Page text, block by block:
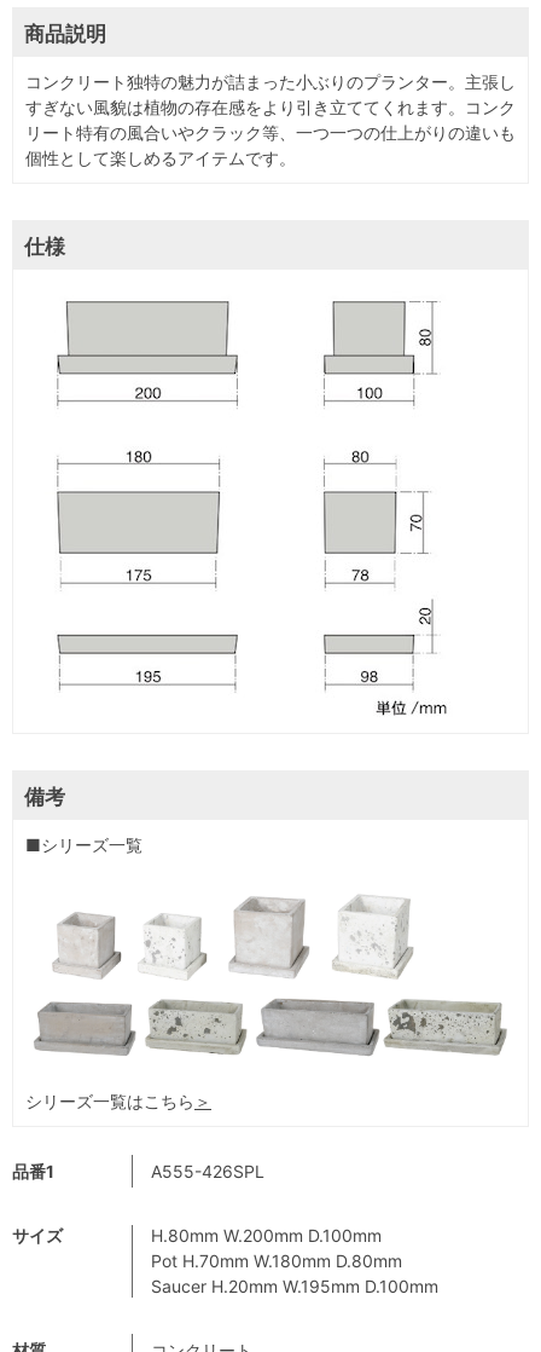
品番1 A555-426SPL
サイズ
H.80mm W.200mm D.100mm
Pot H.70mm W.180mm D.80mm
Saucer H.20mm W.195mm D.100mm
商品説明
コンクリート独特の魅力が詰まった小ぶりのプランター。主張し
すぎない風貌は植物の存在感をより引き立ててくれます。コンク
リート特有の風合いやクラック等、一つ一つの仕上がりの違いも
個性として楽しめるアイテムです。
仕様
備考
■シリーズ一覧
シリーズ一覧はこちら ＞